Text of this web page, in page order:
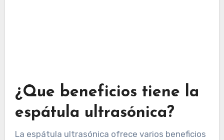
¿Que beneficios tiene la
espátula ultrasónica?
La espátula ultrasónica ofrece varios beneficios